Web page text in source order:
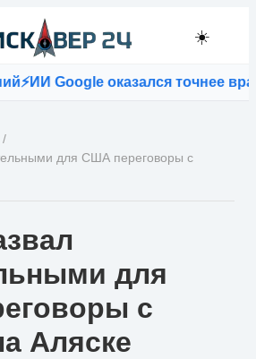
☀️
ИИ Google оказался точнее
/
для США переговоры с
для
с
Аляске